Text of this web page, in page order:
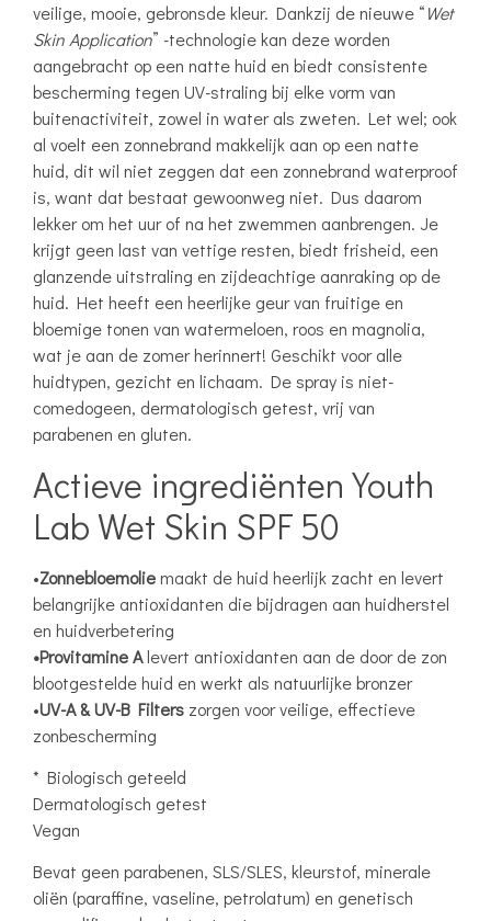
veilige, mooie, gebronsde kleur. Dankzij de nieuwe “Wet
Skin Application” -technologie kan deze worden
aangebracht op een natte huid en biedt consistente
bescherming tegen UV-straling bij elke vorm van
buitenactiviteit, zowel in water als zweten. Let wel; ook
al voelt een zonnebrand makkelijk aan op een natte
huid, dit wil niet zeggen dat een zonnebrand waterproof
is, want dat bestaat gewoonweg niet. Dus daarom
lekker om het uur of na het zwemmen aanbrengen. Je
krijgt geen last van vettige resten, biedt frisheid, een
glanzende uitstraling en zijdeachtige aanraking op de
huid. Het heeft een heerlijke geur van fruitige en
bloemige tonen van watermeloen, roos en magnolia,
wat je aan de zomer herinnert! Geschikt voor alle
huidtypen, gezicht en lichaam. De spray is niet-
comedogeen, dermatologisch getest, vrij van
parabenen en gluten.
Actieve ingrediënten Youth
Lab Wet Skin SPF 50
•Zonnebloemoliemaakt de huid heerlijk zacht en levert
belangrijke antioxidanten die bijdragen aan huidherstel
en huidverbetering
•Provitamine Alevert antioxidanten aan de door de zon
blootgestelde huid en werkt als natuurlijke bronzer
•UV-A & UV-B Filters zorgen voor veilige, effectieve
zonbescherming
* Biologisch geteeld
Dermatologisch getest
Vegan
Bevat geen parabenen, SLS/SLES, kleurstof, minerale
oliën (paraffine, vaseline, petrolatum) en genetisch